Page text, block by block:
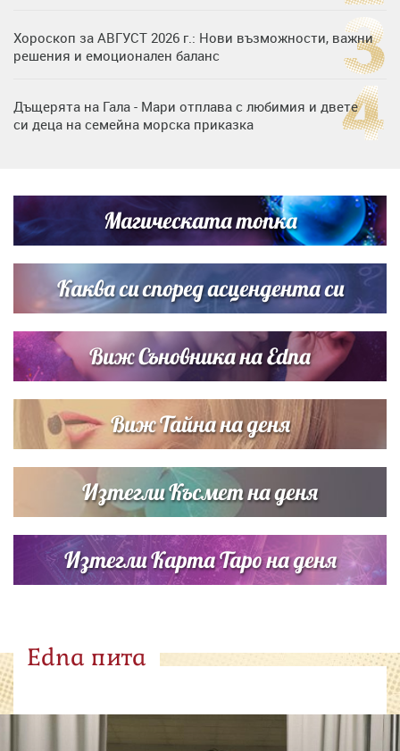
Хороскоп за АВГУСТ 2026 г.: Нови възможности, важни
решения и емоционален баланс
Дъщерята на Гала - Мари отплава с любимия и двете
си деца на семейна морска приказка
Димов издадоха своето любимо място
Дъщерята на Тодор Батков вдигна сватба, Стоичков и
Братя Аргирови я изненадаха с песен
Магическата топка
Каква си според асцендента си
Виж Съновника на Edna
Виж Тайна на деня
Изтегли Късмет на деня
Изтегли Карта Таро на деня
Edna пита